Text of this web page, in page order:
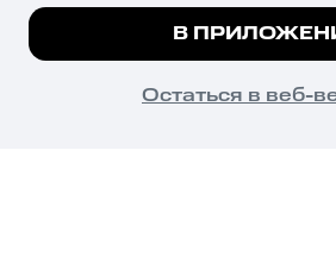
психотропных веществ, их аналогов
их незаконный оборот запрещён и
законодательством ответственность.
© 2026 ООО «КИОН».
Все права защищены
Мы используем куки, чтобы на
Подробнее
ПОНЯТНО
В
Остаться в веб-